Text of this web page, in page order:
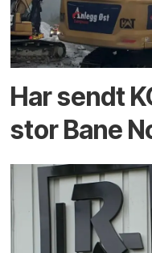
Har sendt
stor Bane